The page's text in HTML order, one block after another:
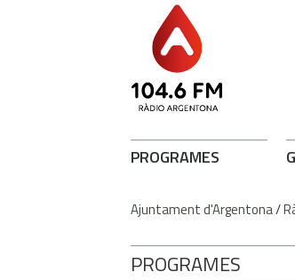
PROGRAMES
Ajuntament d'Argentona/
PROGRAMES